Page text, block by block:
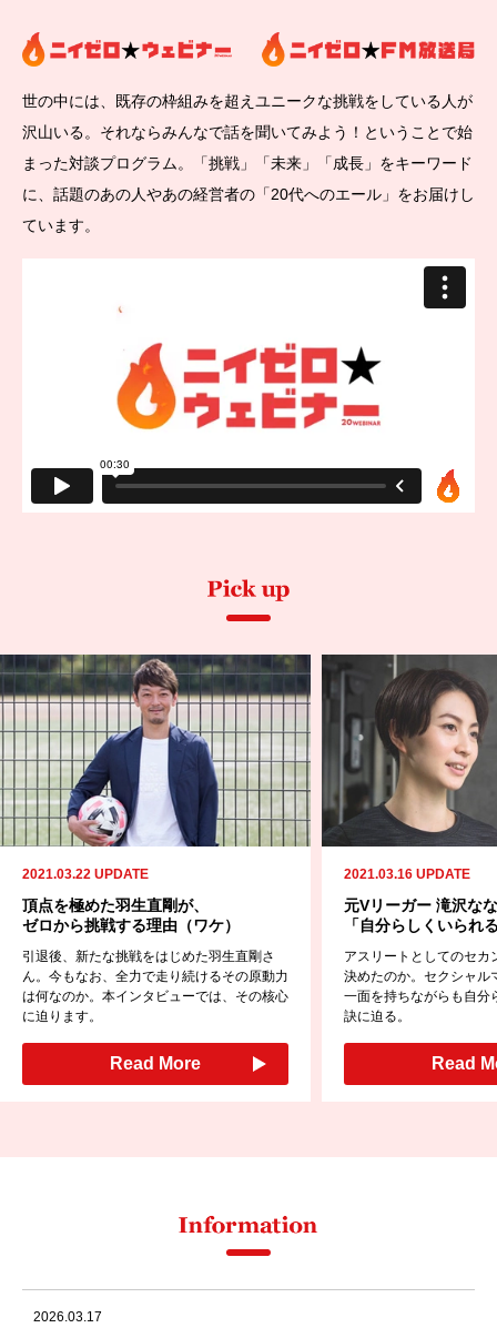
世の中には、既存の枠組みを超えユニークな挑戦をしている人が
沢山いる。それならみんなで話を聞いてみよう！ということで始
まった対談プログラム。「挑戦」「未来」「成長」をキーワード
に、話題のあの人やあの経営者の「20代へのエール」をお届けし
ています。
2021.03.22 UPDATE
頂点を極めた羽生直剛が、
ゼロから挑戦する理由（ワケ）
引退後、新たな挑戦をはじめた羽生直剛さ
ん。今もなお、全力で走り続けるその原動力
は何なのか。本インタビューでは、その核心
に迫ります。
Read More
2021.03.16 UPDATE
元Vリーガー 滝沢な
「自分らしくいられ
アスリートとしてのセカ
決めたのか。セクシャル
一面を持ちながらも自分
訣に迫る。
Read
2026.03.17